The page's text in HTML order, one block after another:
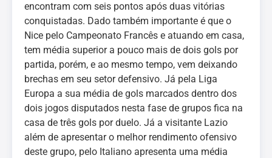
encontram com seis pontos após duas vitórias
conquistadas. Dado também importante é que o
Nice pelo Campeonato Francês e atuando em casa,
tem média superior a pouco mais de dois gols por
partida, porém, e ao mesmo tempo, vem deixando
brechas em seu setor defensivo. Já pela Liga
Europa a sua média de gols marcados dentro dos
dois jogos disputados nesta fase de grupos fica na
casa de três gols por duelo. Já a visitante Lazio
além de apresentar o melhor rendimento ofensivo
deste grupo, pelo Italiano apresenta uma média